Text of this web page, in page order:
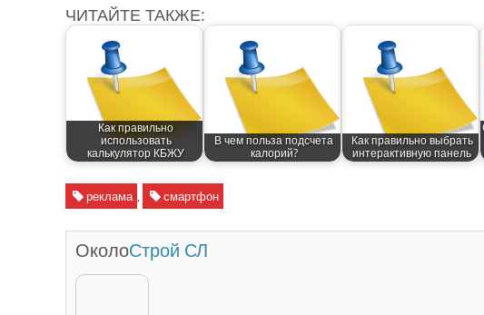
ЧИТАЙТЕ ТАКЖЕ:
Как правильно
использовать
калькулятор КБЖУ
В чем польза подсчета
калорий?
Как правильно выбрать
интерактивную панель
реклама , смартфон
ОколоСтрой СЛ